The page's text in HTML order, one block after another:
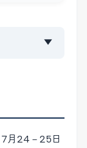
▼
月24－25日